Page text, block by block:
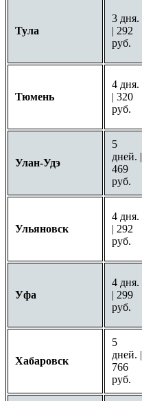
Тула
3 дня.
| 292
руб.
Тюмень
4 дня.
| 320
руб.
Улан-Удэ
5
дней. |
469
руб.
Ульяновск
4 дня.
| 292
руб.
Уфа
4 дня.
| 299
руб.
Хабаровск
5
дней. |
766
руб.